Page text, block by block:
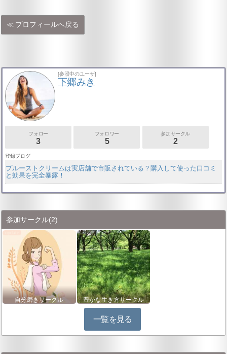
プロフィールへ戻る
[参照中のユーザ]
下郷みき
フォロー
3
フォロワー
5
参加サークル
2
登録ブログ
プルーストクリームは実店舗で市販されている？購入して使った口コミ
と効果を完全暴露！
参加サークル(2)
自分磨きサークル 豊かな生き方サークル
一覧を見る